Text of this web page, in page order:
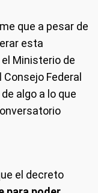
que a pesar de
esta
Ministerio de
Federal
algo a lo que
el decreto